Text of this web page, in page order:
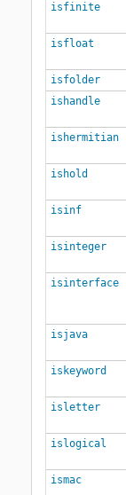
isfinite
isfloat
isfolder
ishandle
ishermitian
ishold
isinf
isinteger
isinterface
isjava
iskeyword
isletter
islogical
ismac